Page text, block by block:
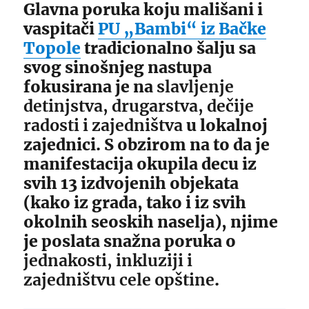
Glavna poruka koju mališani i
vaspitačiPU „Bambi“ iz Bačke
Topole tradicionalno šalju sa
svog sinošnjeg nastupa
fokusirana je na slavljenje
detinjstva, drugarstva, dečije
radosti i zajedništvau lokalnoj
zajednici. S obzirom na to da je
manifestacija okupila decu iz
svih 13 izdvojenih objekata
(kako iz grada, tako i iz svih
okolnih seoskih naselja), njime
je poslata snažna poruka o
jednakosti, inkluziji i
zajedništvu cele opštine.